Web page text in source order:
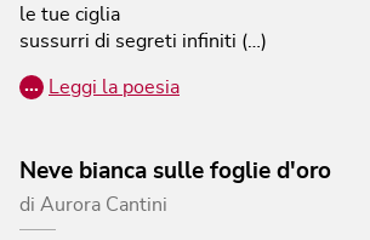
le tue ciglia
sussurri di segreti infiniti (…)
… Leggi la poesia
Neve bianca sulle foglie d'oro
di Aurora Cantini